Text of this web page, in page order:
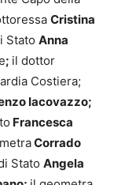
Cristina
Stato Anna
; il dottor
Costiera;
Iacovazzo;
Francesca
Corrado
Stato Angela